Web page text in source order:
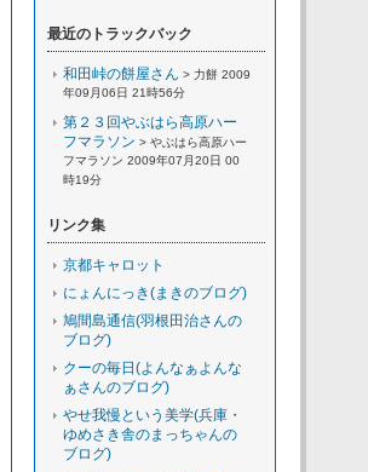
最近のトラックバック
和田峠の餅屋さん > 力餅 2009
年09月06日 21時56分
第２３回やぶはら高原ハー
フマラソン > やぶはら高原ハー
フマラソン 2009年07月20日 00
時19分
リンク集
京都キャロット
にょんにっき(まきのブログ)
鳩間島通信(羽根田治さんの
ブログ)
クーの毎日(よんなぁよんな
ぁさんのブログ)
やせ我慢という美学(兵庫・
ゆめさき舎のまっちゃんの
ブログ)